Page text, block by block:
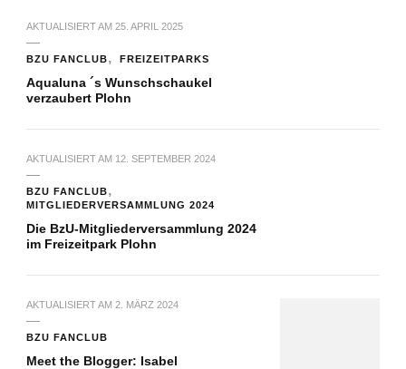
AKTUALISIERT AM 25. APRIL 2025
BZU FANCLUB FREIZEITPARKS
Aqualuna ´s Wunschschaukel
verzaubert Plohn
AKTUALISIERT AM 12. SEPTEMBER 2024
BZU FANCLUB
MITGLIEDERVERSAMMLUNG 2024
Die BzU-Mitgliederversammlung 2024
im Freizeitpark Plohn
AKTUALISIERT AM 2. MÄRZ 2024
BZU FANCLUB
Meet the Blogger: Isabel